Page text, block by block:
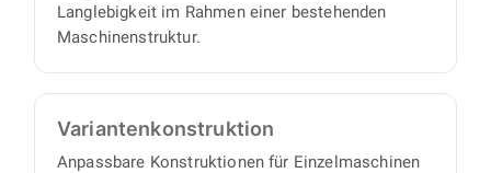
Langlebigkeit im Rahmen einer bestehenden
Maschinenstruktur.
Varianten­konstruktion
Anpassbare Konstruktionen für Einzelmaschinen